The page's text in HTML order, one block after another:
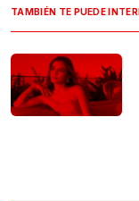
TAMBIÉN TE PUEDE